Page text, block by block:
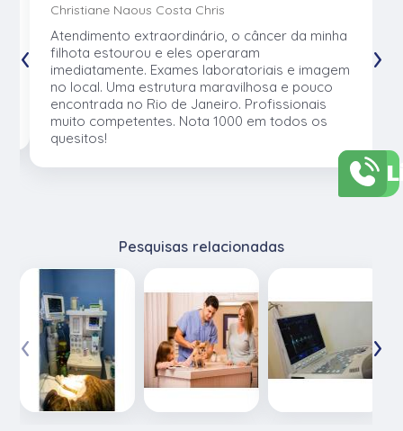
Christiane Naous Costa Chris
Atendimento extraordinário, o câncer da minha
filhota estourou e eles operaram
imediatamente. Exames laboratoriais e imagem
no local. Uma estrutura maravilhosa e pouco
encontrada no Rio de Janeiro. Profissionais
muito competentes. Nota 1000 em todos os
quesitos!
‹ ›
Pesquisas relacionadas
‹ ›